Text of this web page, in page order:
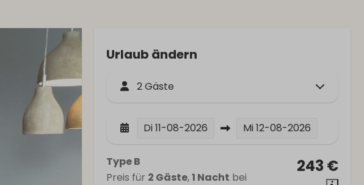
Urlaub ändern
2 Gäste
Di 11-08-2026 Mi 12-08-2026
243 €
Type B
Preis für 2 Gäste,1 Nacht bei